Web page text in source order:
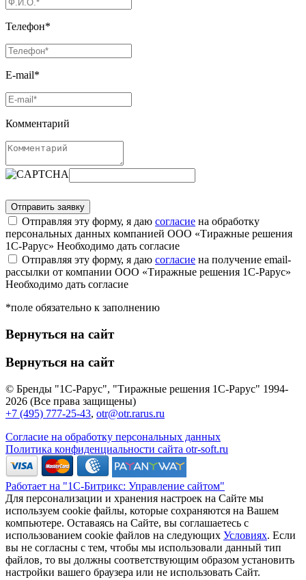
Телефон*
E-mail*
Комментарий
Отправляя эту форму, я даю согласие на обработку
персональных данных компанией ООО «Тиражные решения
1С-Рарус» Необходимо дать согласие
Отправляя эту форму, я даю согласие на получение email-
рассылки от компании ООО «Тиражные решения 1С-Рарус»
Необходимо дать согласие
*поле обязательно к заполнению
Вернуться на сайт
Вернуться на сайт
© Бренды "1С-Рарус", "Тиражные решения 1С-Рарус" 1994-
2026 (Все права защищены)
+7 (495) 777-25-43, otr@otr.rarus.ru
Согласие на обработку персональных данных
Политика конфиденциальности сайта otr-soft.ru
Работает на "1С-Битрикс: Управление сайтом"
Для персонализации и хранения настроек на Сайте мы
используем cookie файлы, которые сохраняются на Вашем
компьютере. Оставаясь на Сайте, вы соглашаетесь с
использованием cookie файлов на следующих Условиях. Если
вы не согласны с тем, чтобы мы использовали данный тип
файлов, то вы должны соответствующим образом установить
настройки вашего браузера или не использовать Сайт.